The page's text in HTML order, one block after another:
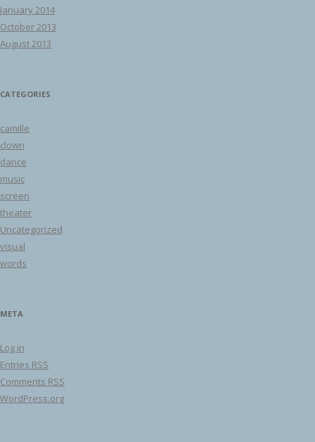
January 2014
October 2013
August 2013
CATEGORIES
camille
clown
dance
music
screen
theater
Uncategorized
visual
words
META
Log in
Entries RSS
Comments RSS
WordPress.org